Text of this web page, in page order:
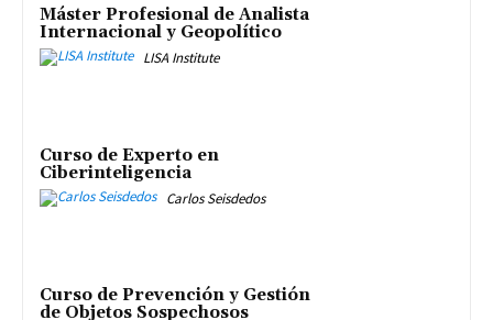
Máster Profesional de Analista
Internacional y Geopolítico
LISA Institute
Curso de Experto en
Ciberinteligencia
Carlos Seisdedos
Curso de Prevención y Gestión
de Objetos Sospechosos